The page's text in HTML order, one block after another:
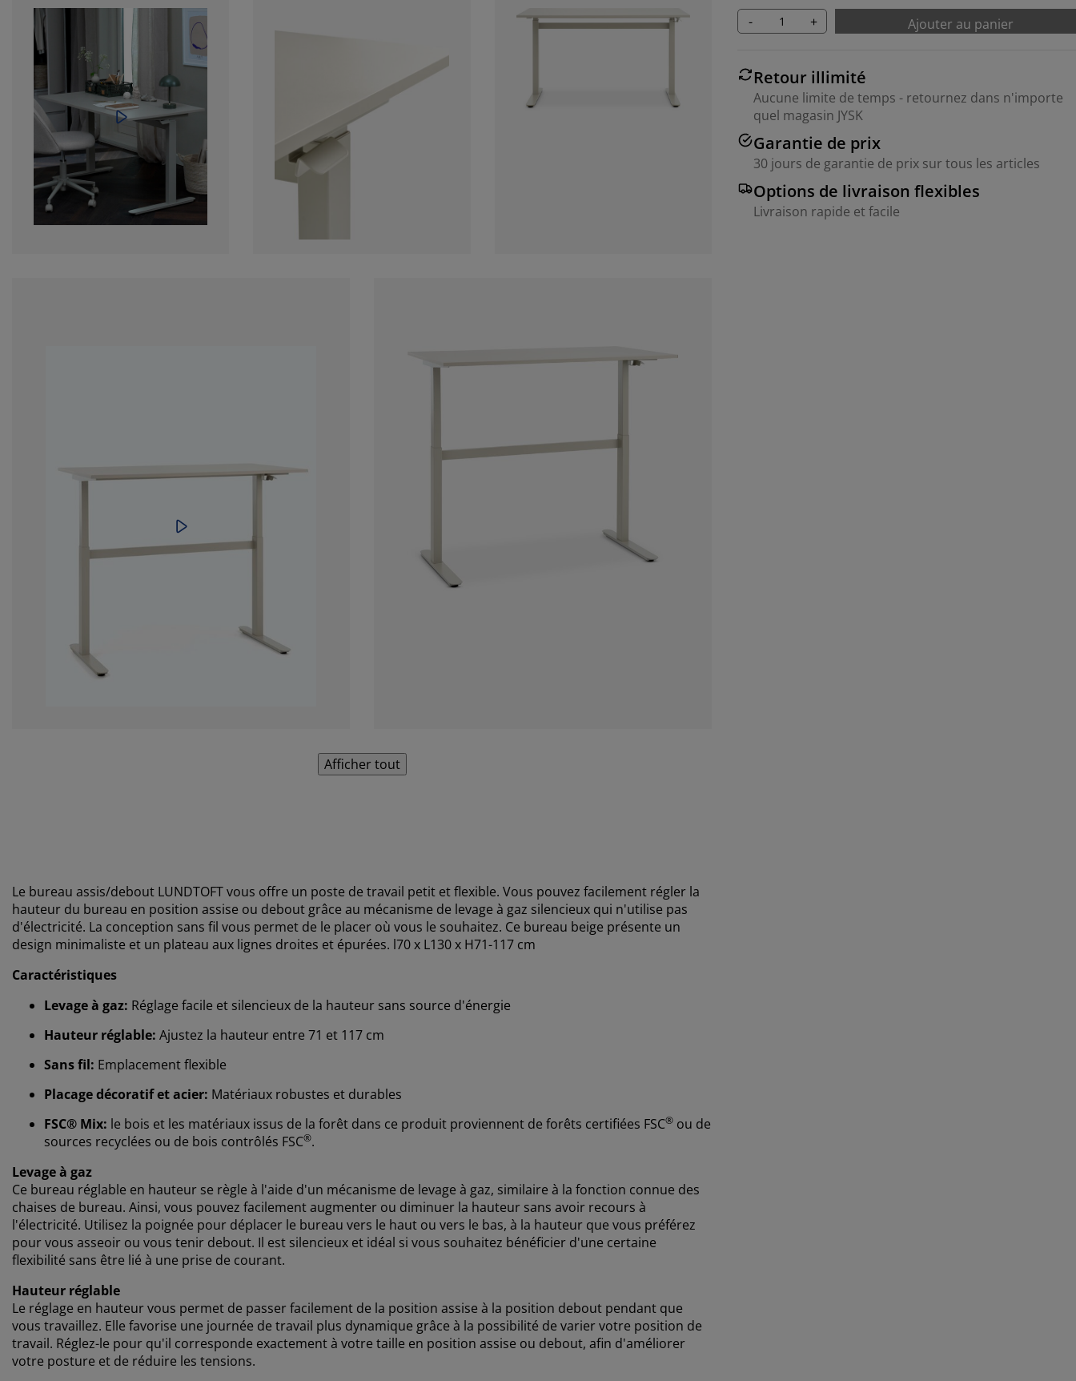
Afficher tout
- + Ajouter au panier
Retour illimité
Aucune limite de temps - retournez dans n'importe
quel magasin JYSK
Garantie de prix
30 jours de garantie de prix sur tous les articles
Options de livraison flexibles
Livraison rapide et facile
Le bureau assis/debout LUNDTOFT vous offre un poste de travail petit et flexible. Vous pouvez facilement régler la
hauteur du bureau en position assise ou debout grâce au mécanisme de levage à gaz silencieux qui n'utilise pas
d'électricité. La conception sans fil vous permet de le placer où vous le souhaitez. Ce bureau beige présente un
design minimaliste et un plateau aux lignes droites et épurées. l70 x L130 x H71-117 cm
Caractéristiques
Levage à gaz: Réglage facile et silencieux de la hauteur sans source d'énergie
Hauteur réglable: Ajustez la hauteur entre 71 et 117 cm
Sans fil: Emplacement flexible
Placage décoratif et acier: Matériaux robustes et durables
FSC® Mix: le bois et les matériaux issus de la forêt dans ce produit proviennent de forêts certifiées FSC® ou de
sources recyclées ou de bois contrôlés FSC®.
Levage à gaz
Ce bureau réglable en hauteur se règle à l'aide d'un mécanisme de levage à gaz, similaire à la fonction connue des
chaises de bureau. Ainsi, vous pouvez facilement augmenter ou diminuer la hauteur sans avoir recours à
l'électricité. Utilisez la poignée pour déplacer le bureau vers le haut ou vers le bas, à la hauteur que vous préférez
pour vous asseoir ou vous tenir debout. Il est silencieux et idéal si vous souhaitez bénéficier d'une certaine
flexibilité sans être lié à une prise de courant.
Hauteur réglable
Le réglage en hauteur vous permet de passer facilement de la position assise à la position debout pendant que
vous travaillez. Elle favorise une journée de travail plus dynamique grâce à la possibilité de varier votre position de
travail. Réglez-le pour qu'il corresponde exactement à votre taille en position assise ou debout, afin d'améliorer
votre posture et de réduire les tensions.